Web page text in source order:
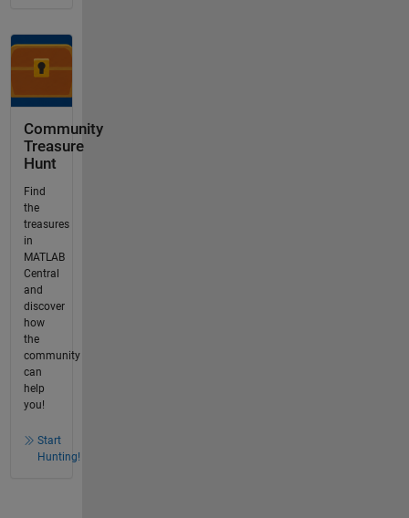
Community
Treasure
Hunt
Find
the
treasures
in
MATLAB
Central
and
discover
how
the
community
can
help
you!
Start
Hunting!